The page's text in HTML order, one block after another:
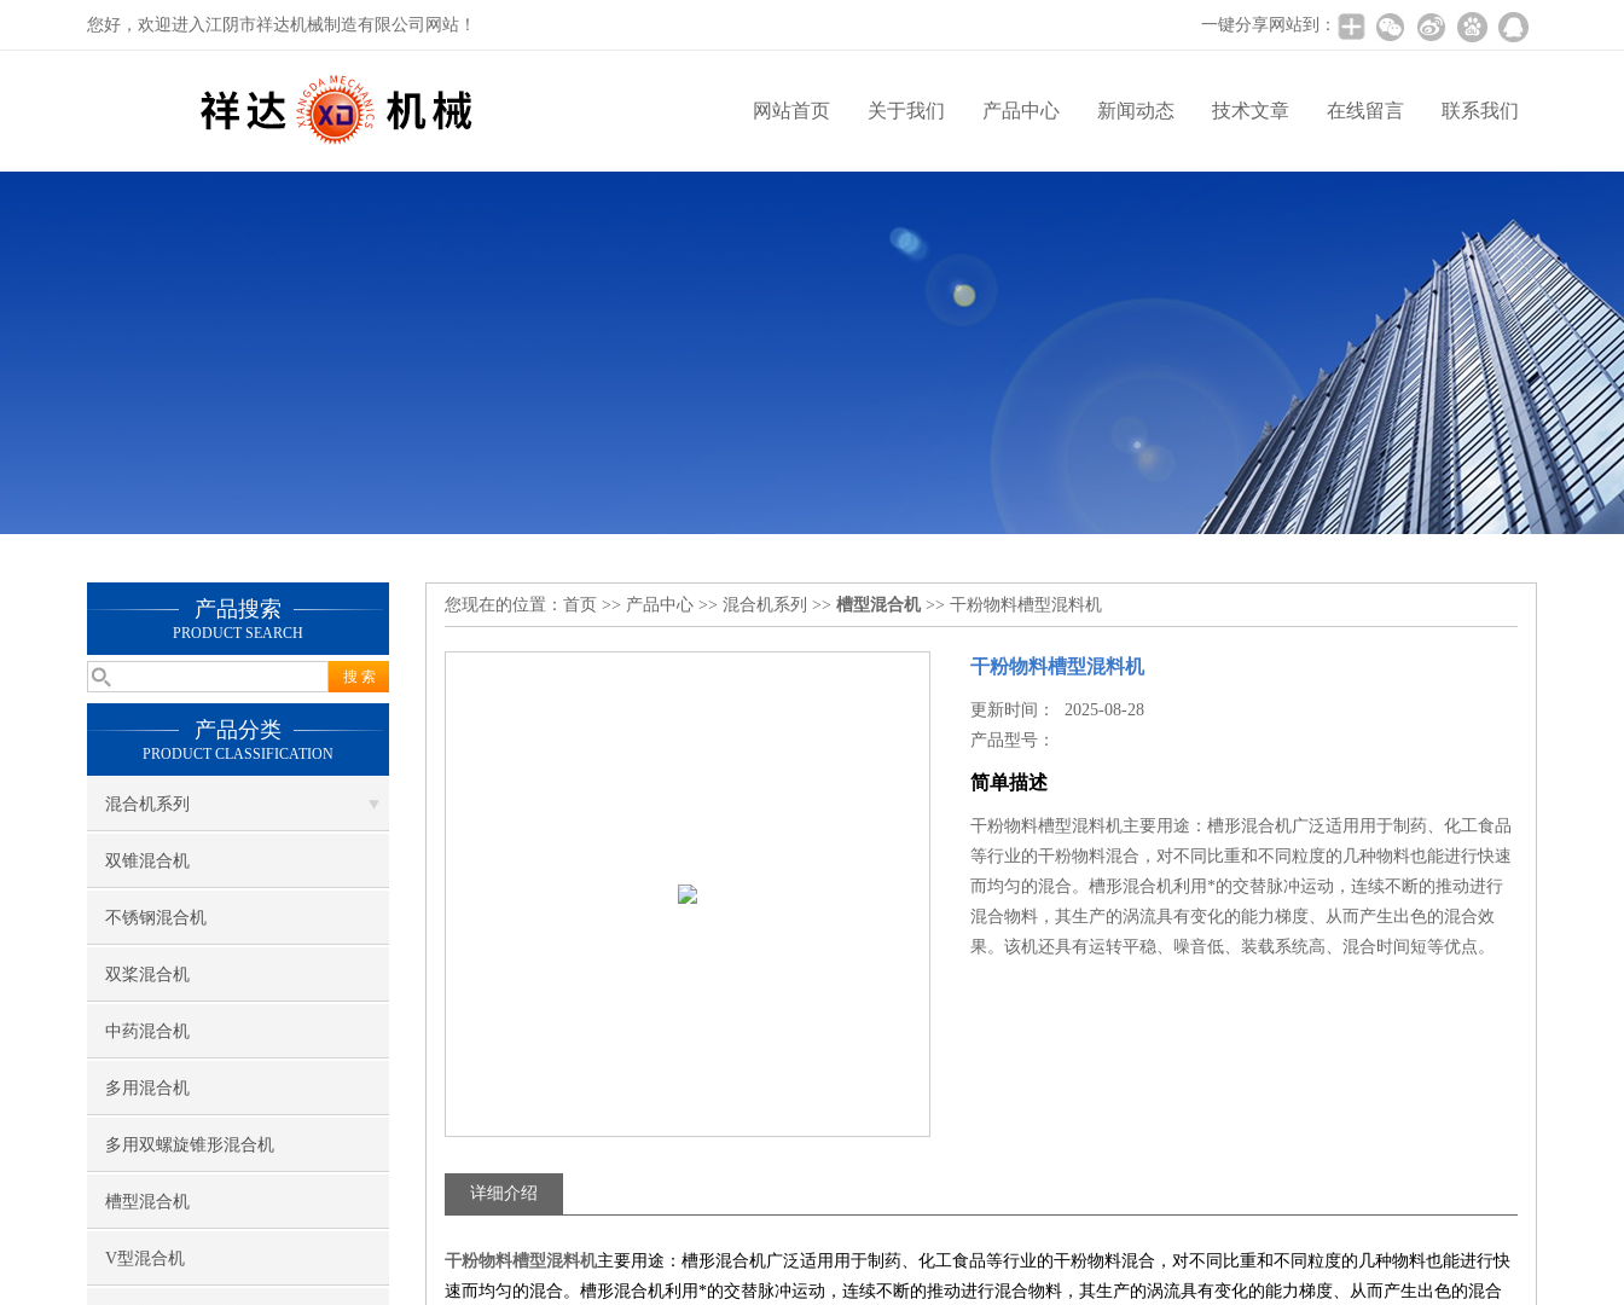
您好，欢迎进入江阴市祥达机械制造有限公司网站！ 一键分享网站到：
网站首页 关于我们 产品中心 新闻动态 技术文章 在线留言 联系我们
产品搜索
PRODUCT SEARCH
产品分类
PRODUCT CLASSIFICATION
混合机系列
双锥混合机
不锈钢混合机
双桨混合机
中药混合机
多用混合机
多用双螺旋锥形混合机
槽型混合机
V型混合机
您现在的位置： 首页 >> 产品中心 >> 混合机系列 >> 槽型混合机>> 干粉物料槽型混料机
干粉物料槽型混料机
更新时间： 2025-08-28
产品型号：
简单描述
干粉物料槽型混料机主要用途：槽形混合机广泛适用用于制药、化工食品
等行业的干粉物料混合，对不同比重和不同粒度的几种物料也能进行快速
而均匀的混合。槽形混合机利用*的交替脉冲运动，连续不断的推动进行
混合物料，其生产的涡流具有变化的能力梯度、从而产生出色的混合效
果。该机还具有运转平稳、噪音低、装载系统高、混合时间短等优点。
详细介绍
干粉物料槽型混料机主要用途：槽形混合机广泛适用用于制药、化工食品等行业的干粉物料混合，对不同比重和不同粒度的几种物料也能进行快
速而均匀的混合。槽形混合机利用*的交替脉冲运动，连续不断的推动进行混合物料，其生产的涡流具有变化的能力梯度、从而产生出色的混合